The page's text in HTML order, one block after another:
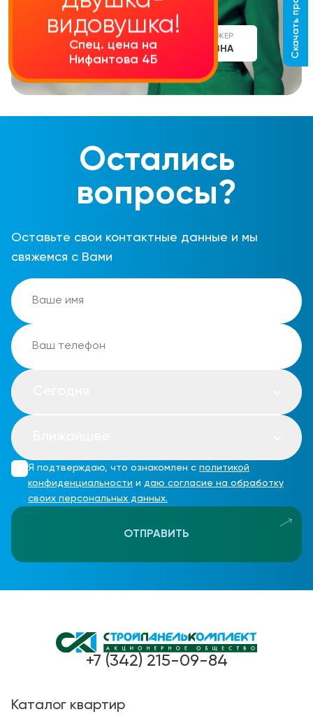
СТАРШИЙ МЕНЕДЖЕР
АЛИНА СЕРГЕЕВНА
Остались
вопросы?
Оставьте свои контактные данные и мы
свяжемся с Вами
Я подтверждаю, что ознакомлен с политикой
конфиденциальности и даю согласие на обработку
своих персональных данных.
ОТПРАВИТЬ
+7 (342) 215-09-84
Каталог квартир
видовушка!
Спец. цена на
Нифантова 4Б